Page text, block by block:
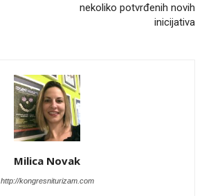
nekoliko potvrđenih novih
inicijativa
Milica Novak
http://kongresniturizam.com